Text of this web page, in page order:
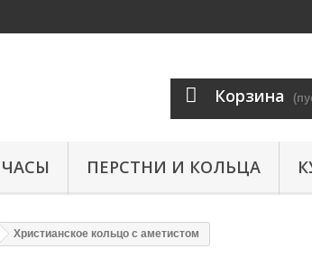
Корзина
ЧАСЫ ПЕРСТНИ И КОЛЬЦА
Христианское кольцо с аметистом